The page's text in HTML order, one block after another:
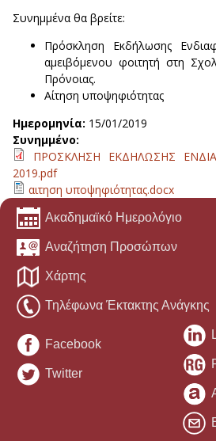
Συνημμένα θα βρείτε:
Πρόσκληση Εκδήλωσης
αμειβόμενου φοιτητή στη
Πρόνοιας.
Αίτηση υποψηφιότητας
Ημερομηνία: 15/01/2019
Συνημμένο:
ΠΡΟΣΚΛΗΣΗ ΕΚΔΗΛΩΣΗΣ
2019.pdf
αιτηση υποψηφιότητας.docx
Ακαδημαϊκό Ημερολόγιο
Αναζήτηση Προσώπων
Χάρτης
Τηλέφωνα Έκτακτης Ανάγκης
Facebook
Twitter